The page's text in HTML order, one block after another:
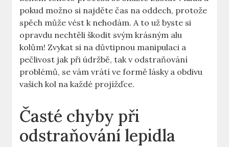
pokud možno si⁤ najděte čas na oddech, protože
spěch může vést k nehodám. A to už byste si
opravdu nechtěli škodit svým‌ krásným alu
kolům! Zvykat si na důvtipnou manipulaci a
pečlivost ​jak při údržbě, tak ‌v odstraňování
problémů, se vám vrátí ​ve formě lásky a obdivu⁣
vašich kol na každé projížďce.
Časté ⁢chyby při
odstraňování lepidla